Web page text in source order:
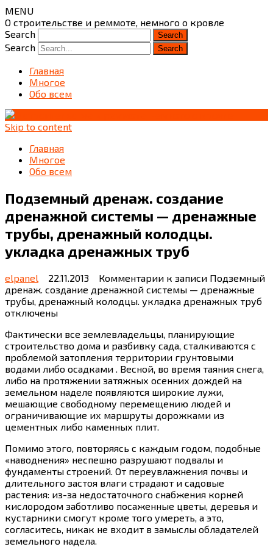
MENU
О строительстве и реммоте, немного о кровле
Search
Search
Главная
Многое
Обо всем
Skip to content
Главная
Многое
Обо всем
Подземный дренаж. создание
дренажной системы — дренажные
трубы, дренажный колодцы.
укладка дренажных труб
elpanel 22.11.2013 Комментарии к записи Подземный
дренаж. создание дренажной системы — дренажные
трубы, дренажный колодцы. укладка дренажных труб
отключены
Фактически все землевладельцы, планирующие
строительство дома и разбивку сада, сталкиваются с
проблемой затопления территории грунтовыми
водами либо осадками . Весной, во время таяния снега,
либо на протяжении затяжных осенних дождей на
земельном наделе появляются широкие лужи,
мешающие свободному перемещению людей и
ограничивающие их маршруты дорожками из
цементных либо каменных плит.
Помимо этого, повторяясь с каждым годом, подобные
«наводнения» неспешно разрушают подвалы и
фундаменты строений. От переувлажнения почвы и
длительного застоя влаги страдают и садовые
растения: из-за недостаточного снабжения корней
кислородом заботливо посаженные цветы, деревья и
кустарники смогут кроме того умереть, а это,
согласитесь, никак не входит в замыслы обладателей
земельного надела.